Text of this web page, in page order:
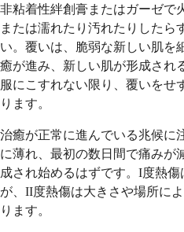
非粘着性絆創膏またはガーゼで
または濡れたり汚れたりしたら
い。覆いは、脆弱な新しい肌を
癒が進み、新しい肌が形成され
服にこすれない限り、覆いをせ
ります。
治癒が正常に進んでいる兆候に
に薄れ、最初の数日間で痛みが
成され始めるはずです。I度熱
が、II度熱傷は大きさや場所に
ります。